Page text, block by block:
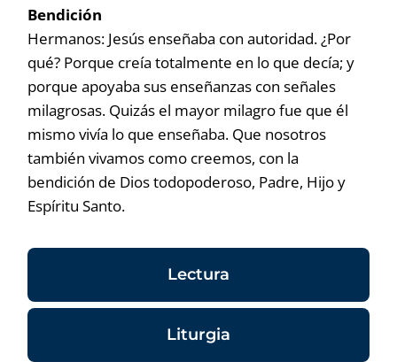
Bendición
Hermanos: Jesús enseñaba con autoridad. ¿Por
qué? Porque creía totalmente en lo que decía; y
porque apoyaba sus enseñanzas con señales
milagrosas. Quizás el mayor milagro fue que él
mismo vivía lo que enseñaba. Que nosotros
también vivamos como creemos, con la
bendición de Dios todopoderoso, Padre, Hijo y
Espíritu Santo.
Lectura
Liturgia